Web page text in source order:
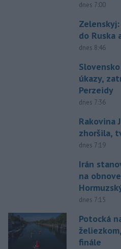
dnes 7:00
do Ruska
dnes 8:46
úkazy,
Perzeidy
dnes 7:36
Rakovina
zhoršila,
dnes 7:19
Irán
na
dnes 7:15
Potocká
finále